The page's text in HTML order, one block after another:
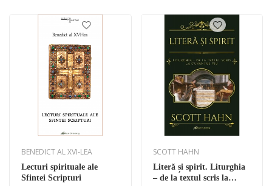
BENEDICT AL XVI-LEA
Lecturi spirituale ale
Sfintei Scripturi
SCOTT HAHN
Literă și spirit. Liturghia
– de la textul scris la